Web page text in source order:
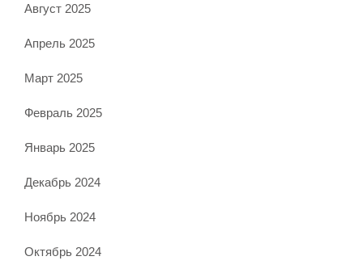
Август 2025
Апрель 2025
Март 2025
Февраль 2025
Январь 2025
Декабрь 2024
Ноябрь 2024
Октябрь 2024